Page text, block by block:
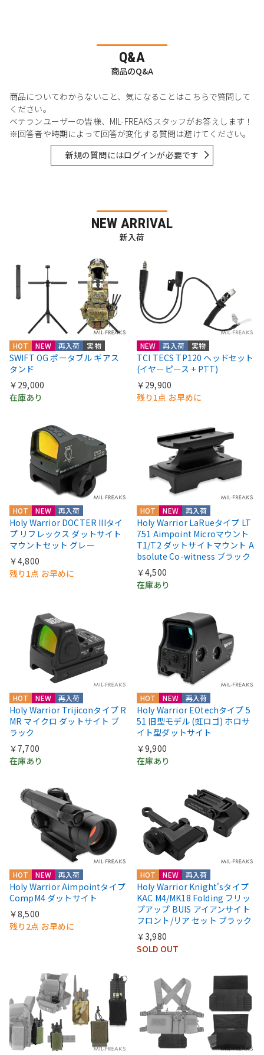
Q&A
商品のQ&A
商品についてわからないこと、気になることはこちらで質問して
ください。
ベテランユーザーの皆様、MIL-FREAKSスタッフがお答えします！
※回答者や時期によって回答が変化する質問は避けてください。
新規の質問にはログインが必要です
NEW ARRIVAL
新入荷
HOT NEW 再入荷 実物
SWIFT OG ポータブル ギアス
タンド
￥29,000
在庫あり
NEW 再入荷 実物
TCI TECS TP120 ヘッドセット
(イヤーピース + PTT)
￥29,900
残り1点 お早めに
HOT NEW 再入荷
Holy Warrior DOCTER IIIタイ
プ リフレックス ダットサイト
マウントセット グレー
￥4,800
残り1点 お早めに
HOT NEW 再入荷
Holy Warrior LaRueタイプ LT
751 Aimpoint Microマウント
T1/T2 ダットサイトマウント A
bsolute Co-witness ブラック
￥4,500
在庫あり
HOT NEW 再入荷
Holy Warrior Trijiconタイプ R
MR マイクロ ダットサイト ブ
ラック
￥7,700
在庫あり
HOT NEW 再入荷
Holy Warrior EOtechタイプ 5
51 旧型モデル (虹ロゴ) ホロサ
イト型ダットサイト
￥9,900
在庫あり
HOT NEW 再入荷
Holy Warrior Aimpointタイプ
CompM4 ダットサイト
￥8,500
残り2点 お早めに
HOT NEW 再入荷
Holy Warrior Knight'sタイプ
KAC M4/MK18 Folding フリッ
プアップ BUIS アイアンサイト
フロント/リア セット ブラック
￥3,980
SOLD OUT